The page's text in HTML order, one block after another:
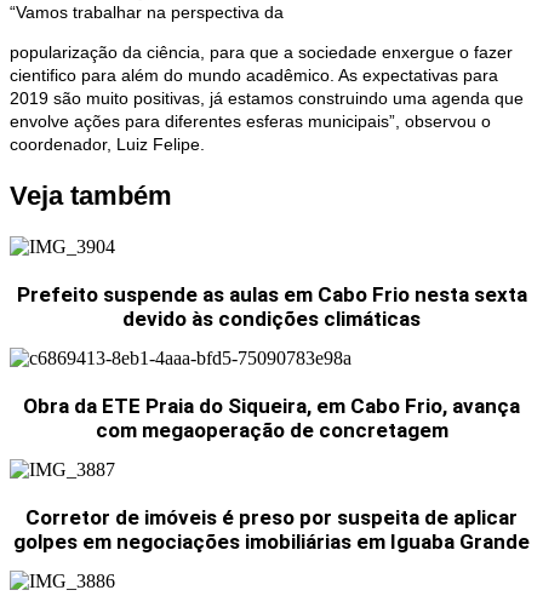
“Vamos trabalhar na perspectiva da
popularização da ciência, para que a sociedade enxergue o fazer
cientifico para além do mundo acadêmico. As expectativas para
2019 são muito positivas, já estamos construindo uma agenda que
envolve ações para diferentes esferas municipais”, observou o
coordenador, Luiz Felipe.
Veja também
Prefeito suspende as aulas em Cabo Frio nesta sexta
devido às condições climáticas
Obra da ETE Praia do Siqueira, em Cabo Frio, avança
com megaoperação de concretagem
Corretor de imóveis é preso por suspeita de aplicar
golpes em negociações imobiliárias em Iguaba Grande